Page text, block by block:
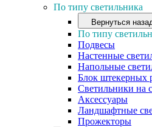
По типу светильника
Вернуться
По типу
Подвесы
Настенные
Напольные
Блок штекерных
Светильники на
Аксессуары
Ландшафтные
Прожекторы